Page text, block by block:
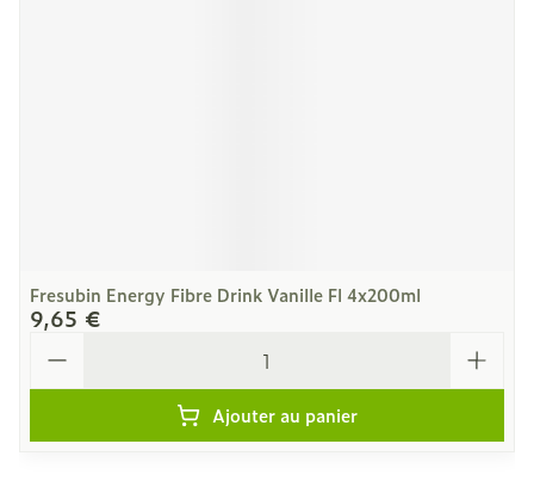
Fresubin Energy Fibre Drink Vanille Fl 4x200ml
9,65 €
Ajouter au panier